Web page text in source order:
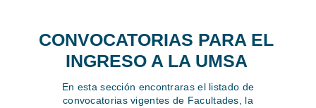
CONVOCATORIAS PARA EL
INGRESO A LA UMSA
En esta sección encontraras el listado de
convocatorias vigentes de Facultades, la